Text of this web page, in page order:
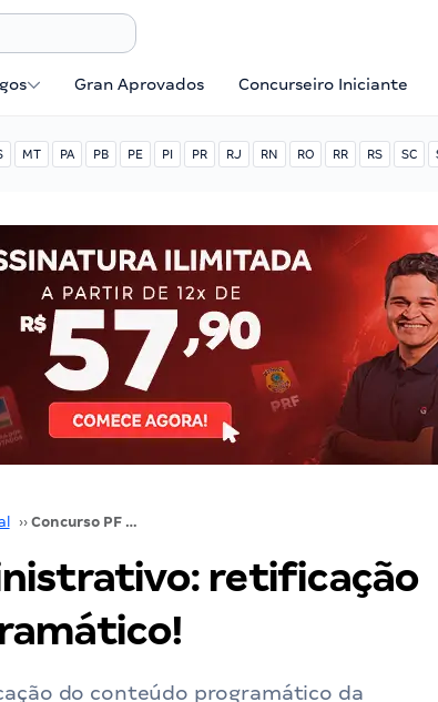
Gran Aprovados Concurseiro Iniciante
MT PA PB PE PI PR RJ RN RO RR RS SC
›› Concurso PF Administrativo: retificação do conteúdo programático!
retificação
do conteúdo programático da